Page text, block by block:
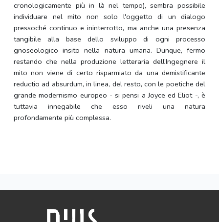
cronologicamente più in là nel tempo), sembra possibile
individuare nel mito non solo l'oggetto di un dialogo
pressoché continuo e ininterrotto, ma anche una presenza
tangibile alla base dello sviluppo di ogni processo
gnoseologico insito nella natura umana. Dunque, fermo
restando che nella produzione letteraria dell’Ingegnere il
mito non viene di certo risparmiato da una demistificante
reductio ad absurdum, in linea, del resto, con le poetiche del
grande modernismo europeo - si pensi a Joyce ed Eliot -, è
tuttavia innegabile che esso riveli una natura
profondamente più complessa.